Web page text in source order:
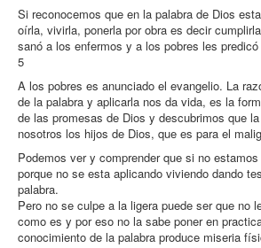
Si reconocemos que en la palabra de Dios
oírla, vivirla, ponerla por obra es decir
sanó a los enfermos y a los pobres les
5
A los pobres es anunciado el evangelio. La
de la palabra y aplicarla nos da vida, es la
de las promesas de Dios y descubrimos que
nosotros los hijos de Dios, que es para el
Podemos ver y comprender que si no
porque no se esta aplicando viviendo dando
palabra.
Pero no se culpe a la ligera puede ser que no
como es y por eso no la sabe poner en
conocimiento de la palabra produce miseria